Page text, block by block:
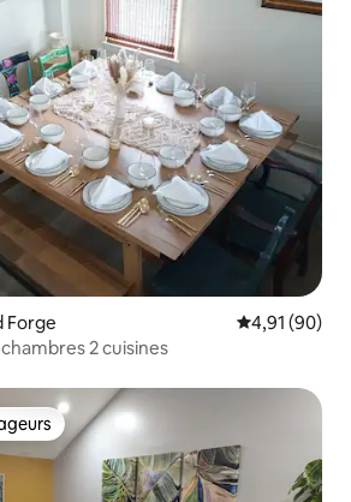
Forge Évaluation
4,91 (90)
2 cuisines